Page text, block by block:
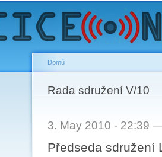
You are here
Domů
Rada sdružení V/10
3. May 2010 - 22:39
Předseda sdružení